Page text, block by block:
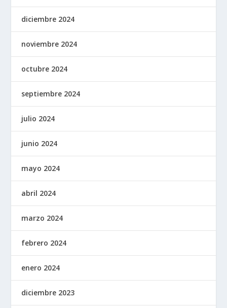
diciembre 2024
noviembre 2024
octubre 2024
septiembre 2024
julio 2024
junio 2024
mayo 2024
abril 2024
marzo 2024
febrero 2024
enero 2024
diciembre 2023